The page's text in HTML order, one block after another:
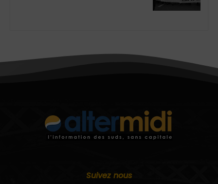
Suivez nous